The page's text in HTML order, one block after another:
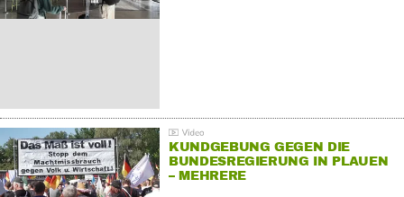
KUNDGEBUNG GEGEN DIE
BUNDESREGIERUNG IN PLAUEN
– MEHRERE